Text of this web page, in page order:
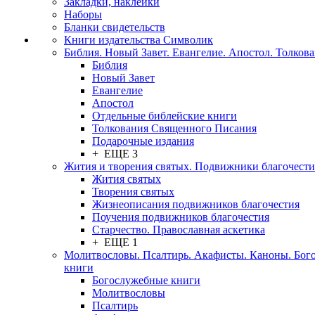
Наборы
Бланки свидетельств
Книги издательства Символик
Библия. Новый Завет. Евангелие. Апостол.
Библия
Новый Завет
Евангелие
Апостол
Отдельные библейские книги
Толкования Священного Писания
Подарочные издания
+ ЕЩЕ 3
Жития и творения святых. Подвижники
Жития святых
Творения святых
Жизнеописания подвижников благочестия
Поучения подвижников благочестия
Старчество. Православная аскетика
+ ЕЩЕ 1
Молитвословы. Псалтирь. Акафисты. Каноны.
книги
Богослужебные книги
Молитвословы
Псалтирь